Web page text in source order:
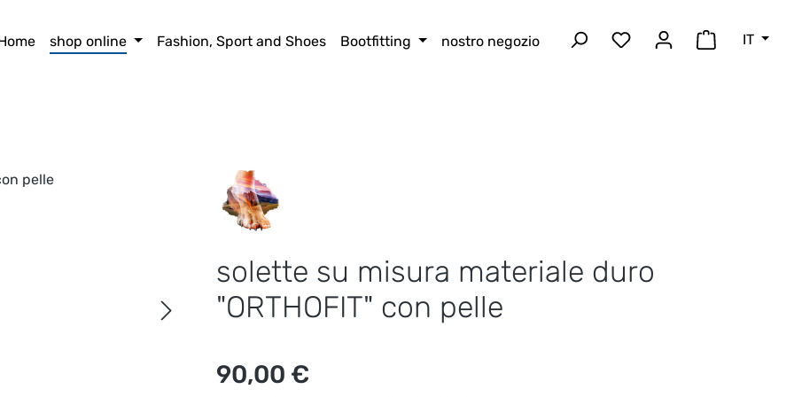
shop online Fashion, Sport and Shoes Bootfitting nostro negozio Hai 0 articoli nella lista
Il carrello
IT
solette su misura materiale duro
"ORTHOFIT" con pelle
Prezzo normale:
90,00 €